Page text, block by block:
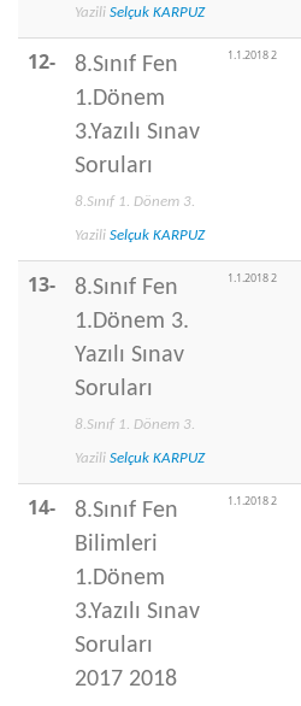
Yazili Selçuk KARPUZ
12-
8.Sınıf Fen
1.Dönem
3.Yazılı Sınav
Soruları
8.Sınıf 1. Dönem 3.
Yazili Selçuk KARPUZ
1.1.2018 2
13-
8.Sınıf Fen
1.Dönem 3.
Yazılı Sınav
Soruları
8.Sınıf 1. Dönem 3.
Yazili Selçuk KARPUZ
1.1.2018 2
14-
8.Sınıf Fen
Bilimleri
1.Dönem
3.Yazılı Sınav
Soruları
2017 2018
1.1.2018 2